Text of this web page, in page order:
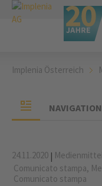
Implenia Österreich
NAVIGATION
24.11.2020 |
Comunicato stampa,
Comunicato stampa